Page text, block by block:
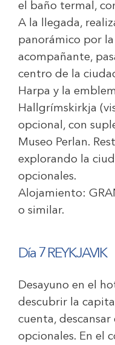
el baño termal,
A la llegada,
panorámico por
acompañante,
centro de la
Harpa y la
Hallgrímskirkja
opcional, con
Museo Perlan.
explorando la
opcionales.
Alojamiento:
o similar.
Día 7 REYKJAVIK
Desayuno en el
descubrir la
cuenta,
opcionales. En el